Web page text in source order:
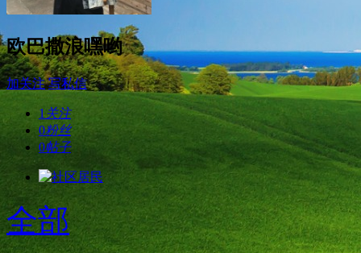
欧巴撒浪嘿哟
加关注 写私信
1 关注
0粉丝
0帖子
全部